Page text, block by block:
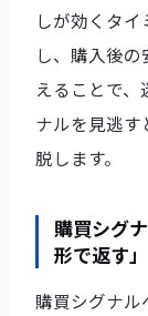
しが効くタ
し、購入後
えることで
ナルを見逃
脱します。
購買シグ
形で返す」
購買シグナル